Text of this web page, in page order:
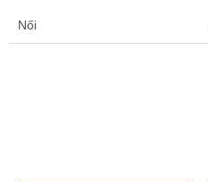
edzésre optimalizálva
Női